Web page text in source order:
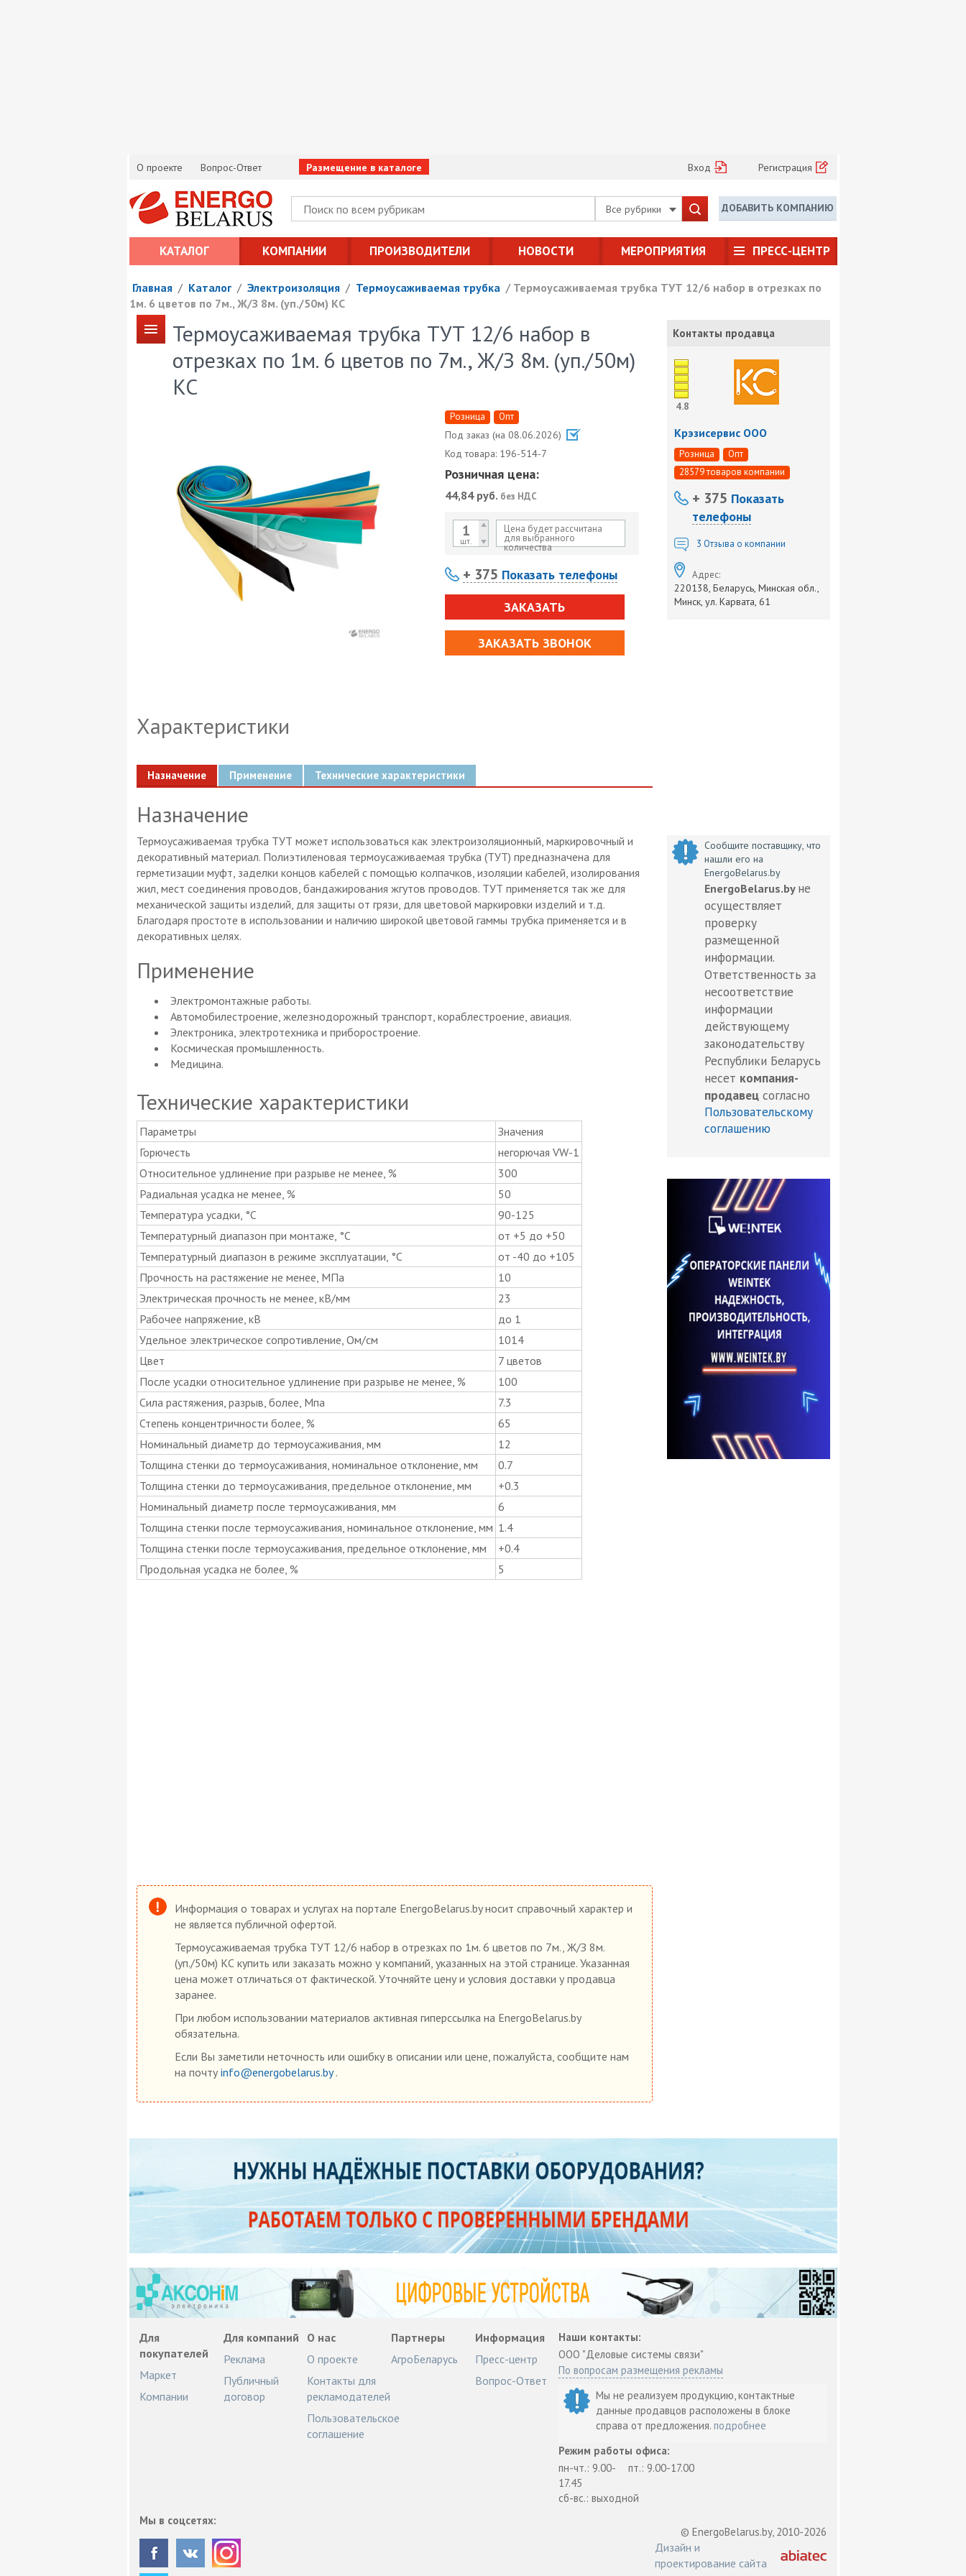
О проекте Вопрос-Ответ Размещение в каталоге Вход Регистрация
Все рубрики ДОБАВИТЬ КОМПАНИЮ
КАТАЛОГ КОМПАНИИ ПРОИЗВОДИТЕЛИ НОВОСТИ МЕРОПРИЯТИЯ ПРЕСС-ЦЕНТР
Главная / Каталог / Электроизоляция / Термоусаживаемая трубка / Термоусаживаемая трубка ТУТ 12/6 набор в отрезках по
1м. 6 цветов по 7м., Ж/З 8м. (уп./50м) КС
Термоусаживаемая трубка ТУТ 12/6 набор в
отрезках по 1м. 6 цветов по 7м., Ж/З 8м. (уп./50м)
КС
Розница Опт
Под заказ (на 08.06.2026)
Код товара: 196-514-7
Розничная цена:
44,84руб. без НДС
шт.
Цена будет рассчитана
для выбранного
количества
+ 375 Показать телефоны
ЗАКАЗАТЬ
ЗАКАЗАТЬ ЗВОНОК
Характеристики
Назначение Применение Технические характеристики
Назначение
Термоусаживаемая трубка ТУТ может использоваться как электроизоляционный, маркировочный и
декоративный материал. Полиэтиленовая термоусаживаемая трубка (ТУТ) предназначена для
герметизации муфт, заделки концов кабелей с помощью колпачков, изоляции кабелей, изолирования
жил, мест соединения проводов, бандажирования жгутов проводов. ТУТ применяется так же для
механической защиты изделий, для защиты от грязи, для цветовой маркировки изделий и т.д.
Благодаря простоте в использовании и наличию широкой цветовой гаммы трубка применяется и в
декоративных целях.
Применение
Электромонтажные работы.
Автомобилестроение, железнодорожный транспорт, кораблестроение, авиация.
Электроника, электротехника и приборостроение.
Космическая промышленность.
Медицина.
Технические характеристики
Параметры
Значения
Горючесть
негорючая VW-1
Относительное удлинение при разрыве не менее, %
300
Радиальная усадка не менее, %
50
Температура усадки, °C
90-125
Температурный диапазон при монтаже, °C
от +5 до +50
Температурный диапазон в режиме эксплуатации, °C
от -40 до +105
Прочность на растяжение не менее, MПа
10
Электрическая прочность не менее, кВ/мм
23
Рабочее напряжение, кВ
до 1
Удельное электрическое сопротивление, Ом/см
1014
Цвет
7 цветов
После усадки относительное удлинение при разрыве не менее, %
100
Сила растяжения, разрыв, более, Мпа
7.3
Степень концентричности более, %
65
Номинальный диаметр до термоусаживания, мм
12
Толщина стенки до термоусаживания, номинальное отклонение, мм
0.7
Толщина стенки до термоусаживания, предельное отклонение, мм
+0.3
Номинальный диаметр после термоусаживания, мм
6
Толщина стенки после термоусаживания, номинальное отклонение, мм 1.4
Толщина стенки после термоусаживания, предельное отклонение, мм
+0.4
Продольная усадка не более, %
5
Контакты продавца
4.8
Крэзисервис ООО
Розница
Опт
28579 товаров компании
+ 375 Показать
телефоны
3 Отзыва о компании
Адрес:
220138, Беларусь, Минская обл.,
Минск, ул. Карвата, 61
Сообщите поставщику, что
нашли его на
EnergoBelarus.by
EnergoBelarus.by не
осуществляет
проверку
размещенной
информации.
Ответственность за
несоответствие
информации
действующему
законодательству
Республики Беларусь
несет компания-
продавец согласно
Пользовательскому
соглашению
Информация о товарах и услугах на портале EnergoBelarus.by носит справочный характер и
не является публичной офертой.
Термоусаживаемая трубка ТУТ 12/6 набор в отрезках по 1м. 6 цветов по 7м., Ж/З 8м.
(уп./50м) КС купить или заказать можно у компаний, указанных на этой странице. Указанная
цена может отличаться от фактической. Уточняйте цену и условия доставки у продавца
заранее.
При любом использовании материалов активная гиперссылка на EnergoBelarus.by
обязательна.
Если Вы заметили неточность или ошибку в описании или цене, пожалуйста, сообщите нам
на почту info@energobelarus.by.
Для
покупателей
Маркет
Компании
Для компаний
Реклама
Публичный
договор
О нас
О проекте
Контакты для
рекламодателей
Пользовательское
соглашение
Партнеры
АгроБеларусь
Информация
Пресс-центр
Вопрос-Ответ
Наши контакты:
ООО "Деловые системы связи"
По вопросам размещения рекламы
Мы не реализуем продукцию, контактные
данные продавцов расположены в блоке
справа от предложения.подробнее
Режим работы офиса:
пн-чт.: 9.00-
17.45
пт.: 9.00-17.00
сб-вс.: выходной
Мы в соцсетях:
© EnergoBelarus.by, 2010-2026
Дизайн и
проектирование сайта